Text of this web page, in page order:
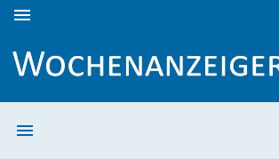
menu
menu